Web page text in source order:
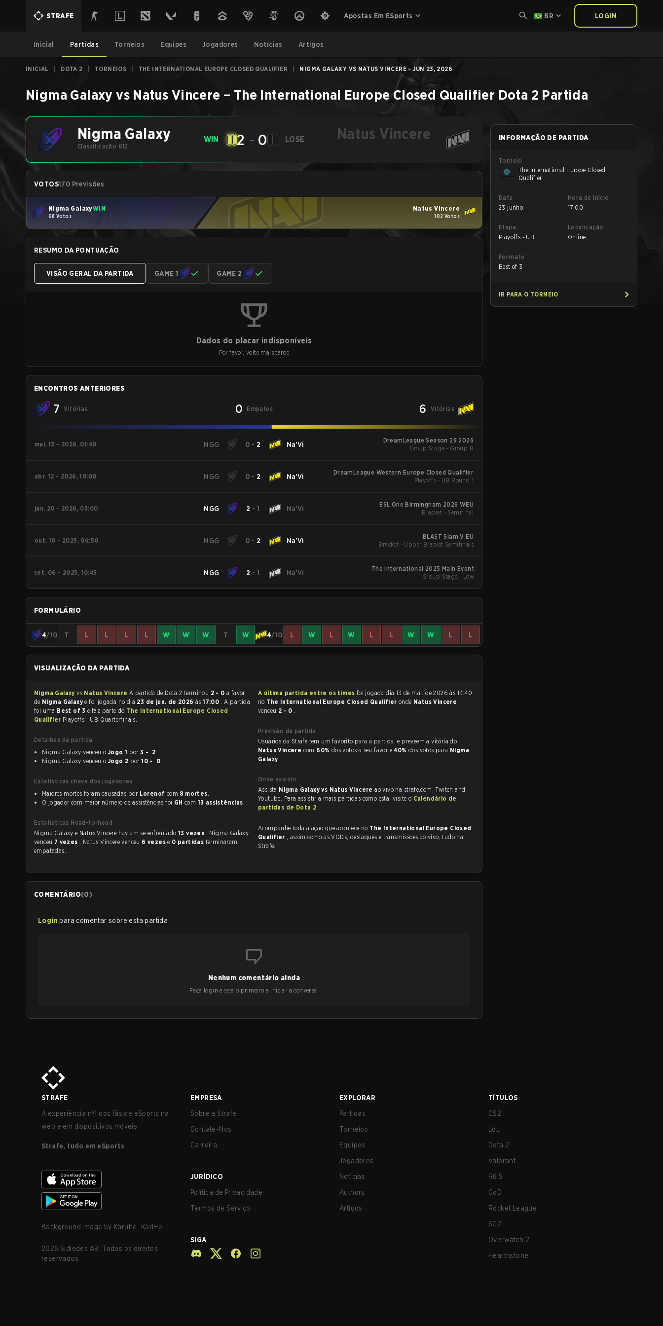
STRAFE Apostas Em ESports BR LOGIN
Inicial Partidas Torneios Equipes Jogadores Notícias Artigos
INICIAL DOTA 2 TORNEIOS THE INTERNATIONAL EUROPE CLOSED QUALIFIER NIGMA GALAXY VS NATUS VINCERE - JUN 23, 2026
Nigma Galaxy vs Natus Vincere – The International Europe Closed Qualifier Dota 2 Partida
Nigma Galaxy
Classificação #12
WIN 2 - 0 LOSE Natus Vincere
-
VOTOS170 Previsões
Nigma GalaxyWIN
68 Votos
Natus Vincere
102 Votos
RESUMO DA PONTUAÇÃO
VISÃO GERAL DA PARTIDA GAME 1 GAME 2
Dados do placar indisponíveis
Por favor, volte mais tarde
ENCONTROS ANTERIORES
7 Vitórias 0 Empates 6 Vitórias
mai. 13 - 2026, 01:40 NGG 0 - 2 Na'Vi
DreamLeague Season 29 2026
Group Stage - Group B
abr. 12 - 2026, 10:00 NGG 0 - 2 Na'Vi
DreamLeague Western Europe Closed Qualifier
Playoffs - UB Round 1
jan. 20 - 2026, 03:00 NGG 2 - 1 Na'Vi
ESL One Birmingham 2026 WEU
Bracket - Semifinal
out. 10 - 2025, 06:50 NGG 0 - 2 Na'Vi
BLAST Slam V EU
Bracket - Upper Bracket Semifinals
set. 06 - 2025, 10:45 NGG 2 - 1 Na'Vi
The International 2025 Main Event
Group Stage - Low
FORMULÁRIO
4/10 T L L L L W W W T W 4/10 L W L W L L W W L L
VISUALIZAÇÃO DA PARTIDA
Nigma Galaxyvs Natus Vincere A partida de Dota 2 terminou 2 - 0
de Nigma Galaxy e foi jogada no dia 23 de jun. de 2026 às17:00 . A partida
foi uma Best of 3e faz parte do The International Europe Closed
Qualifier Playoffs - UB Quarterfinals.
Detalhes da partida
Nigma Galaxy venceu o Jogo 1 por
3 - 2
Nigma Galaxy venceu o Jogo 2 por 10 - 0
Estatísticas chave dos jogadores
Maiores mortes foram causadas por Lorenof com 8 mortes.
O jogador com maior número de assistências foi GH com 13 assistências.
Estatísticas Head-to-head
Nigma Galaxy e Natus Vincere haviam se enfrentado 13 vezes . Nigma Galaxy
venceu 7 vezes , Natus Vincere venceu 6 vezese 0 partidas terminaram
empatadas.
A última partida entre os times
no The International Europe Closed Qualifier onde Natus Vincere
venceu 2 - 0 .
Previsão da partida
Usuários da Strafe tem um favorito para a partida, e preveem a vitória do
Natus Vincere com 60% dos votos a seu favor e40% dos votos para Nigma
Galaxy .
Onde assistir
Assista Nigma Galaxy vs Natus Vincereao vivo na strafe.com, Twitch and
Youtube. Para assistir a mais partidas como esta, visite o Calendário de
partidas de Dota 2 .
Acompanhe toda a ação que acontece no The International Europe Closed
Qualifier , assim como as VODs, destaques e transmissões ao vivo, tudo na
Strafe.
COMENTÁRIO(0)
Login para comentar sobre esta partida
Nenhum comentário ainda
Faça login e seja o primeiro a iniciar a conversa!
INFORMAÇÃO DE PARTIDA
Torneio
The International Europe Closed
Qualifier
Data
23 junho
Hora de início
17:00
Etapa
Playoffs - UB
Localização
Online
Formato
Best of 3
IR PARA O TORNEIO
STRAFE
A experiência nº1 dos fãs de eSports na
web e em dispositivos móveis.
Strafe, tudo em eSports
Background image by Karuhe_KarlHe
2026 Sidledes AB. Todos os direitos
reservados.
EMPRESA
Sobre a Strafe
Contate-Nos
Carreira
JURÍDICO
Política de Privacidade
Termos de Serviço
SIGA
EXPLORAR
Partidas
Torneios
Equipes
Jogadores
Notícias
Authors
Artigos
TÍTULOS
CS2
LoL
Dota 2
Valorant
R6:S
CoD
Rocket League
SC2
Overwatch 2
Hearthstone